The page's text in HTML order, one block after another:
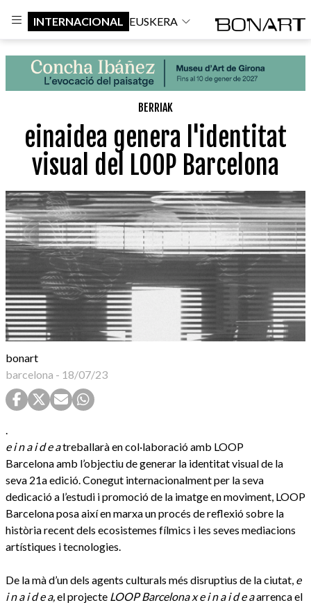
INTERNACIONAL EUSKERA
BERRIAK
einaidea genera l'identitat
visual del LOOP Barcelona
bonart
barcelona - 18/07/23
e i n a i d e atreballarà en col·laboració amb LOOP
Barcelonaamb l’objectiu de generar la identitat visual de la
seva 21a edició. Conegut internacionalment per la seva
dedicació a l’estudi i promoció de la imatge en moviment, LOOP
Barcelona posa així en marxa un procés de reflexió sobre la
història recent dels ecosistemes fílmics i les seves mediacions
artístiques i tecnologies.
De la mà d’un dels agents culturals més disruptius de la ciutat, e
i n a i d e a, el projecte LOOP Barcelona x e i n a i d e aarrenca el